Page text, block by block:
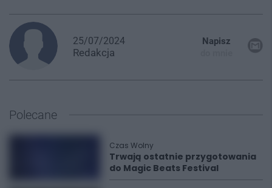
25/07/2024
Redakcja
Napisz
Polecane
Czas Wolny
Trwają ostatnie przygotowania
do Magic Beats Festival